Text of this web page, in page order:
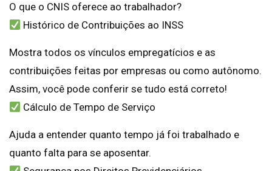
O que o CNIS oferece ao trabalhador?
Histórico de Contribuições ao INSS
Mostra todos os vínculos empregatícios e as
contribuições feitas por empresas ou como autônomo.
Assim, você pode conferir se tudo está correto!
Cálculo de Tempo de Serviço
Ajuda a entender quanto tempo já foi trabalhado e
quanto falta para se aposentar.